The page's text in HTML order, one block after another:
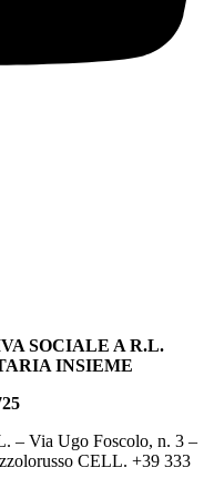
SOCIALE A R.L.
INSIEME
– Via Ugo Foscolo, n. 3 –
CELL. +39 333